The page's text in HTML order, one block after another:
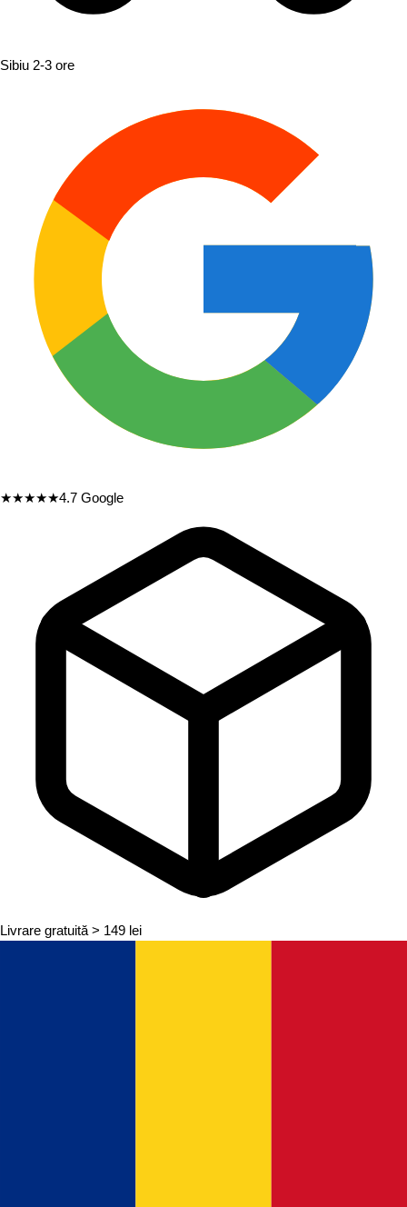
Sibiu 2-3 ore
★★★★★4.7 Google
Livrare gratuită > 149 lei